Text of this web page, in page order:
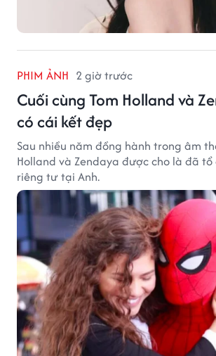
PHIM ẢNH 2 giờ trước
Cuối cùng Tom Holland và
có cái kết đẹp
Sau nhiều năm đồng hành trong âm
Holland và Zendaya được cho là đã
riêng tư tại Anh.